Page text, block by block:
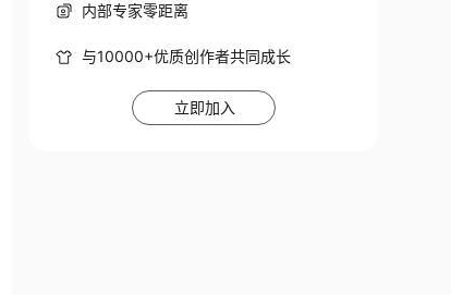
内部专家零距离
与10000+优质创作者共同成长
立即加入